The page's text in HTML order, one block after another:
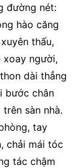
đường nét:
hào căng
thấu,
xoay người,
dài thẳng
bước chân
sàn nhà.
tay
chải mái tóc
tác chậm